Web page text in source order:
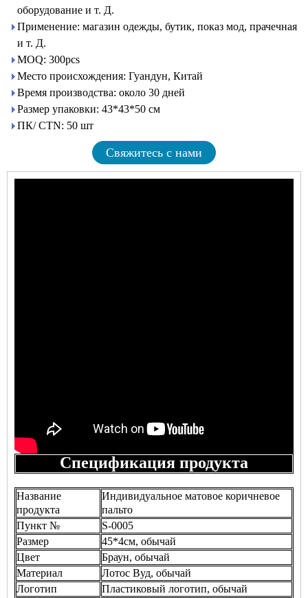
оборудование и т. Д.
Применение: магазин одежды, бутик, показ мод, прачечная
и т. Д.
MOQ: 300pcs
Место происхождения: Гуандун, Китай
Время производства: около 30 дней
Размер упаковки: 43*43*50 см
ПК/ CTN: 50 шт
Свяжитесь с нами
Спецификация продукта
Название
продукта
Индивидуальное матовое коричневое
пальто
Пункт №
S-0005
Размер
45*4см, обычай
Цвет
Браун, обычай
Материал
Лотос Вуд, обычай
Логотип
Пластиковый логотип, обычай